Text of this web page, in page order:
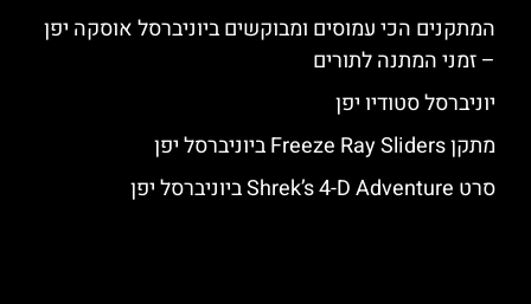
המתקנים הכי עמוסים ומבוקשים ביוניברסל אוסקה יפן
– זמני המתנה לתורים
יוניברסל סטודיו יפן
מתקן Freeze Ray Sliders ביוניברסל יפן
סרט Shrek’s 4-D Adventure ביוניברסל יפן